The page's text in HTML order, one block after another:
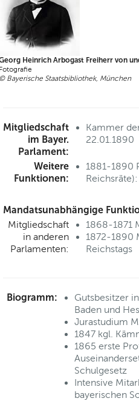
Heinrich Arbogast Freiherr von
Bayerische Staatsbibliothek, München
Mitgliedschaft
im Bayer.
Parlament:
Kammer
22.01.1890
Weitere
Funktionen:
1881-1890
Mandatsunabhängige
Mitgliedschaft
in anderen
Parlamenten:
1868-1871
1872-1890
Reichstags
Biogramm:
Gutsbesitzer
Baden und
Jurastudium
1847 kgl.
1865 erste
Schulgesetz
Intensive
bayerischen